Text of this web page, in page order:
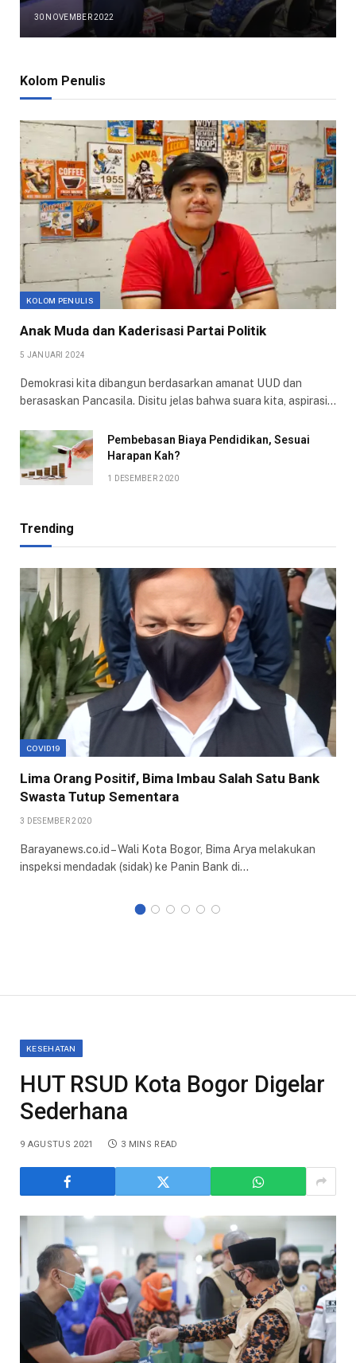
30 NOVEMBER 2022
Kolom Penulis
KOLOM PENULIS
Anak Muda dan Kaderisasi Partai Politik
5 JANUARI 2024
Demokrasi kita dibangun berdasarkan amanat UUD dan
berasaskan Pancasila. Disitu jelas bahwa suara kita, aspirasi…
Pembebasan Biaya Pendidikan, Sesuai
Harapan Kah?
1 DESEMBER 2020
Trending
COVID19
Lima Orang Positif, Bima Imbau Salah Satu Bank
Swasta Tutup Sementara
3 DESEMBER 2020
Barayanews.co.id – Wali Kota Bogor, Bima Arya melakukan
inspeksi mendadak (sidak) ke Panin Bank di…
KESEHATAN
HUT RSUD Kota Bogor Digelar
Sederhana
9 AGUSTUS 2021 3 MINS READ